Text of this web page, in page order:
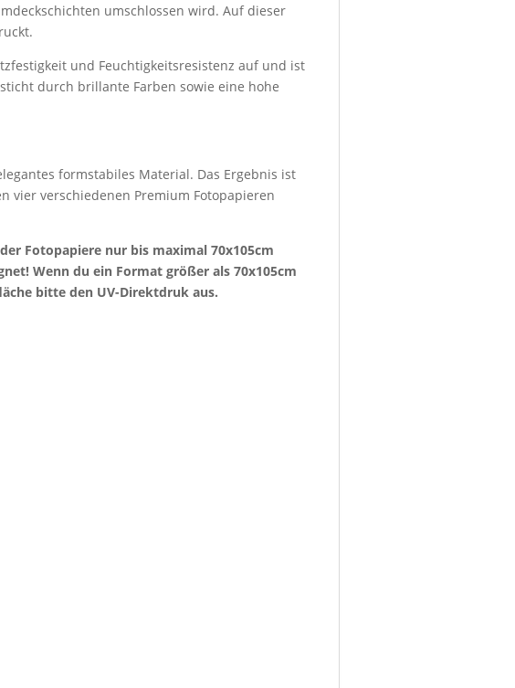
umschlossen wird. Auf dieser
und Feuchtigkeitsresistenz auf und ist
durch brillante Farben sowie eine hohe
formstabiles Material. Das Ergebnis ist
vier verschiedenen Premium Fotopapieren
Fotopapiere nur bis maximal 70x105cm
Wenn du ein Format größer als 70x105cm
bitte den UV-Direktdruk aus.